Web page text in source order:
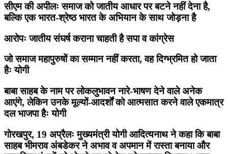
सीएम की अपीलः समाज को जातीय आधार पर बटने नहीं देना है,
बल्कि एक भारत-श्रेष्ठ भारत के अभियान के साथ जोड़ना है
आरोपः जातीय संघर्ष कराना चाहती है सपा व कांग्रेस
जो समाज महापुरुषों का सम्मान नहीं करता, वह दिग्भ्रमित हो जाता
हैः योगी
बाबा साहब के नाम पर लोकलुभावन नारे-भाषण देने वाले अनेक
आएंगे, लेकिन उनके मूल्यों-आदर्शों को आत्मसात करने वाले एकमात्र
दल भाजपा हैः योगी
गोरखपुर, 19 अप्रैलः मुख्यमंत्री योगी आदित्यनाथ ने कहा कि बाबा
साहब भीमराव अंबडेकर ने अभाव व अपमान में रास्ता बनाया और